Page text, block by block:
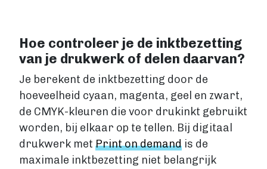
LIFESTYLE
Lifestyle
Biografie
Dagboek
Gezondheidsboek
Kookboek
Reisboek
Boek schrijven
Hoe controleer je de inktbezetting
van je drukwerk of delen daarvan?
Je berekent de inktbezetting door de
hoeveelheid cyaan, magenta, geel en zwart,
de CMYK-kleuren die voor drukinkt gebruikt
worden, bij elkaar op te tellen. Bij digitaal
drukwerk met Print on demand is de
maximale inktbezetting niet belangrijk